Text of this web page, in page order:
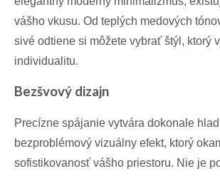
vášho vkusu. Od teplých medových
sivé odtiene si môžete vybrať štýl, ktorý
individualitu.
Bezšvový dizajn
Precízne spájanie vytvára dokonale
bezproblémový vizuálny efekt, ktorý
sofistikovanosť vášho priestoru. Nie je